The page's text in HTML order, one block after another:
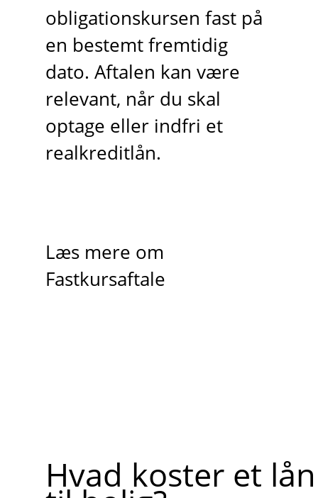
obligationskursen fast på
en bestemt fremtidig
dato. Aftalen kan være
relevant, når du skal
optage eller indfri et
realkreditlån.
Læs mere om
Fastkursaftale
Hvad koster et lån